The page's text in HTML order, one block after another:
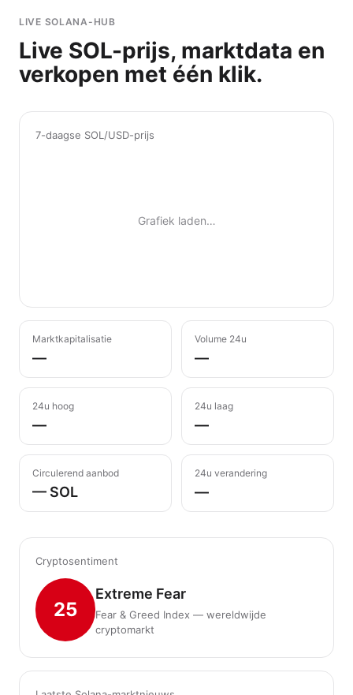
LIVE SOLANA-HUB
Live SOL-prijs, marktdata en
verkopen met één klik.
7-daagse SOL/USD-prijs
Grafiek laden…
Marktkapitalisatie
—
Volume 24u
—
24u hoog
—
24u laag
—
Circulerend aanbod
— SOL
24u verandering
—
Cryptosentiment
25
Extreme Fear
Fear & Greed Index — wereldwijde
cryptomarkt